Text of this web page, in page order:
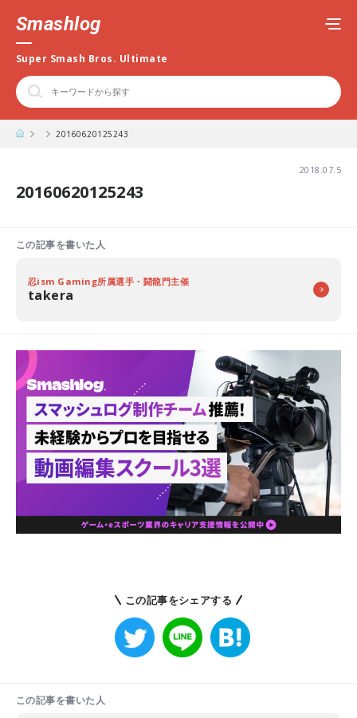
Smashlog
Super Smash Bros. Ultimate
20160620125243
2018.07.5
20160620125243
この記事を書いた人
忍ism Gaming所属選手・闘龍門主催
takera
この記事をシェアする
この記事を書いた人